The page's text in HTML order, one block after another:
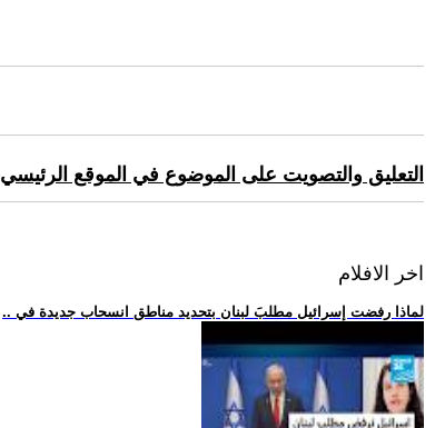
التعليق والتصويت على الموضوع في الموقع الرئيسي
اخر الافلام
.. لماذا رفضت إسرائيل مطلبَ لبنان بتحديد مناطق انسحاب جديدة في